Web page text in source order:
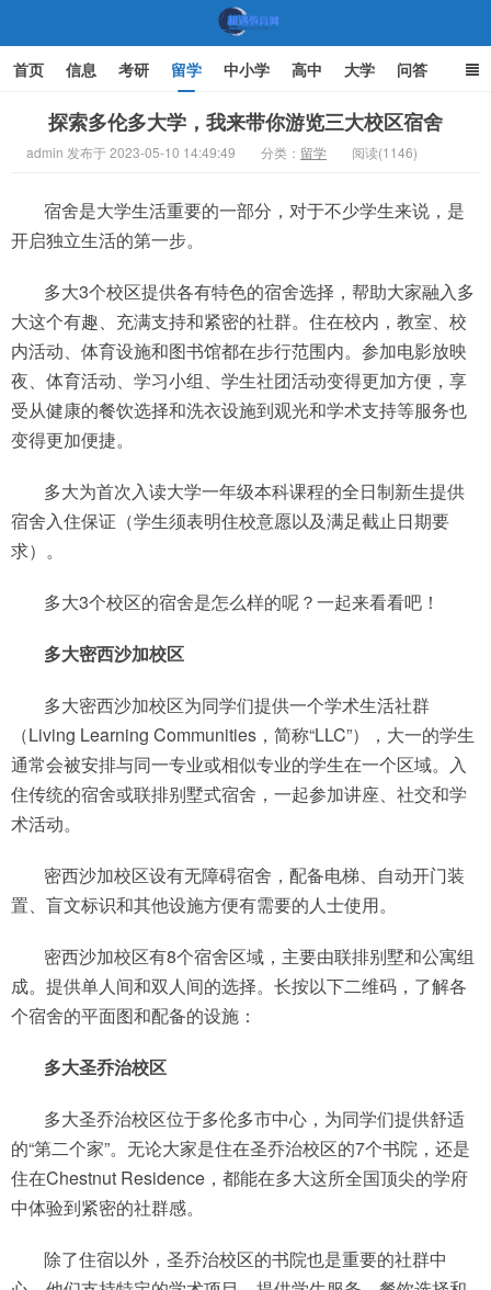
首页 信息 考研 留学 中小学 高中 大学 问答
家庭教育
探索多伦多大学，我来带你游览三大校区宿舍
admin 发布于 2023-05-10 14:49:49 分类： 留学 阅读(1146)
宿舍是大学生活重要的一部分，对于不少学生来说，是
开启独立生活的第一步。
多大3个校区提供各有特色的宿舍选择，帮助大家融入多
大这个有趣、充满支持和紧密的社群。住在校内，教室、校
内活动、体育设施和图书馆都在步行范围内。参加电影放映
夜、体育活动、学习小组、学生社团活动变得更加方便，享
受从健康的餐饮选择和洗衣设施到观光和学术支持等服务也
变得更加便捷。
多大为首次入读大学一年级本科课程的全日制新生提供
宿舍入住保证（学生须表明住校意愿以及满足截止日期要
求）。
多大3个校区的宿舍是怎么样的呢？一起来看看吧！
多大密西沙加校区
多大密西沙加校区为同学们提供一个学术生活社群
（Living Learning Communities，简称“LLC”），大一的学生
通常会被安排与同一专业或相似专业的学生在一个区域。入
住传统的宿舍或联排别墅式宿舍，一起参加讲座、社交和学
术活动。
密西沙加校区设有无障碍宿舍，配备电梯、自动开门装
置、盲文标识和其他设施方便有需要的人士使用。
密西沙加校区有8个宿舍区域，主要由联排别墅和公寓组
成。提供单人间和双人间的选择。长按以下二维码，了解各
个宿舍的平面图和配备的设施：
多大圣乔治校区
多大圣乔治校区位于多伦多市中心，为同学们提供舒适
的“第二个家”。无论大家是住在圣乔治校区的7个书院，还是
住在Chestnut Residence，都能在多大这所全国顶尖的学府
中体验到紧密的社群感。
除了住宿以外，圣乔治校区的书院也是重要的社群中